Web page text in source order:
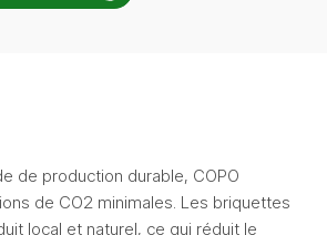
de production durable, COPO
de CO2 minimales. Les briquettes
local et naturel, ce qui réduit le